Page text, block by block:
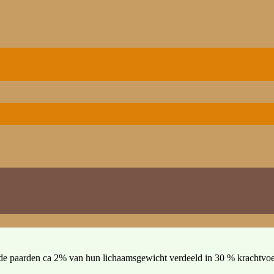
paarden ca 2% van hun lichaamsgewicht verdeeld in 30 %